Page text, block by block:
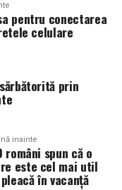
pentru conectarea
celulare
prin
inainte
români spun că o
este cel mai util
în vacanță